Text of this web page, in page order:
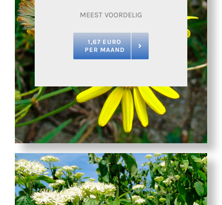
MEEST VOORDELIG
1,67 EURO
PER MAAND